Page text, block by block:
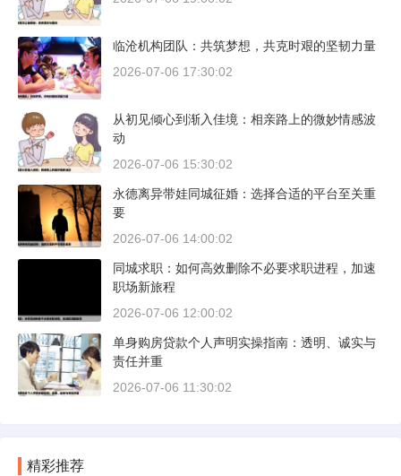
临沧机构团队：共筑梦想，共克时艰的坚韧力量
2026-07-06 17:30:02
从初见倾心到渐入佳境：相亲路上的微妙情感波
动
2026-07-06 15:30:02
永德离异带娃同城征婚：选择合适的平台至关重
要
2026-07-06 14:00:02
同城求职：如何高效删除不必要求职进程，加速
职场新旅程
2026-07-06 12:00:02
单身购房贷款个人声明实操指南：透明、诚实与
责任并重
2026-07-06 11:30:02
精彩推荐